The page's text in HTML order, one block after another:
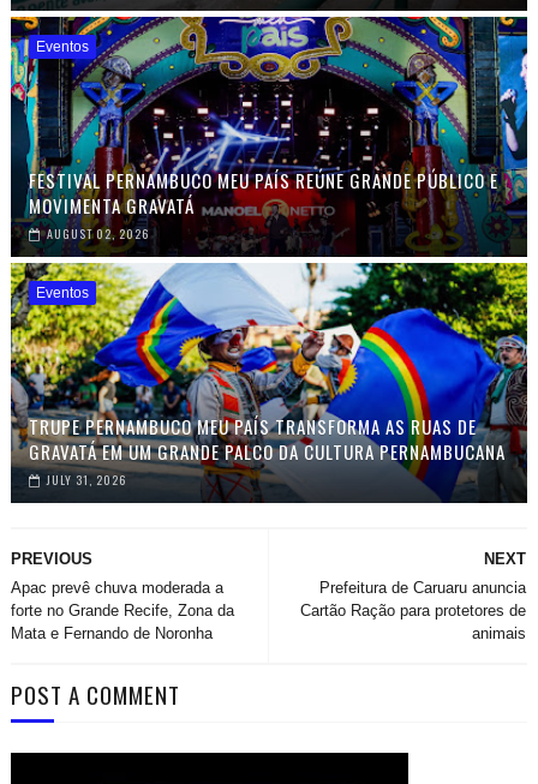
Eventos
FESTIVAL PERNAMBUCO MEU PAÍS REÚNE GRANDE PÚBLICO E
MOVIMENTA GRAVATÁ
AUGUST 02, 2026
Eventos
TRUPE PERNAMBUCO MEU PAÍS TRANSFORMA AS RUAS DE
GRAVATÁ EM UM GRANDE PALCO DA CULTURA PERNAMBUCANA
JULY 31, 2026
NEXT
Prefeitura de Caruaru anuncia
Cartão Ração para protetores de
animais
PREVIOUS
Apac prevê chuva moderada a
forte no Grande Recife, Zona da
Mata e Fernando de Noronha
POST A COMMENT